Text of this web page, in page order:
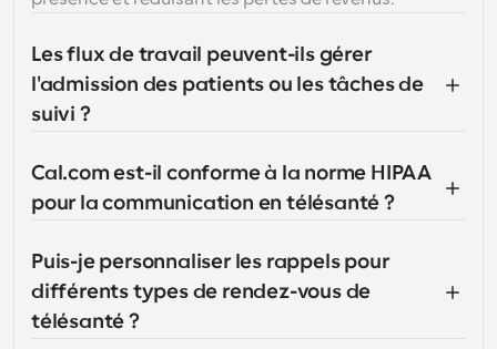
Les flux de travail peuvent-ils gérer
l'admission des patients ou les tâches de
suivi ?
Cal.com est-il conforme à la norme HIPAA
pour la communication en télésanté ?
Puis-je personnaliser les rappels pour
différents types de rendez-vous de
télésanté ?